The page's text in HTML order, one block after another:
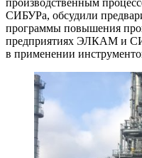
СИБУРа, обсудили
программы повышения
предприятиях ЭЛКАМ и
в применении